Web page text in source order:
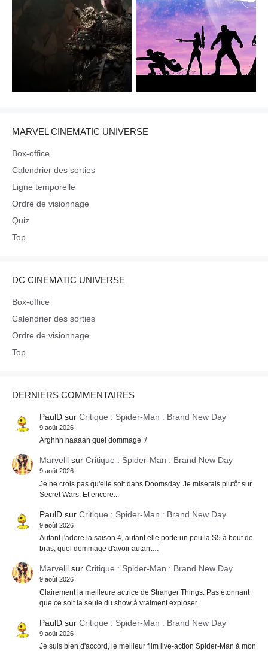
MARVEL CINEMATIC UNIVERSE
Box-office
Calendrier des sorties
Ligne temporelle
Ordre de visionnage
Quiz
Top
DC CINEMATIC UNIVERSE
Box-office
Calendrier des sorties
Ordre de visionnage
Top
DERNIERS COMMENTAIRES
PaulDsur Critique : Spider-Man : Brand New Day
9 août 2026
Arghhh naaaan quel dommage :/
Marvelllsur Critique : Spider-Man : Brand New Day
9 août 2026
Je ne crois pas qu'elle soit dans Doomsday. Je miserais plutôt sur
Secret Wars. Et encore...
PaulDsur Critique : Spider-Man : Brand New Day
9 août 2026
Autant j'adore la saison 4, autant elle porte un peu la S5 à bout de
bras, quel dommage d'avoir autant…
Marvelllsur Critique : Spider-Man : Brand New Day
9 août 2026
Clairement la meilleure actrice de Stranger Things. Pas étonnant
que ce soit la seule du show à vraiment exploser.
PaulDsur Critique : Spider-Man : Brand New Day
9 août 2026
Je suis bien d'accord, le meilleur film live-action Spider-Man à mon